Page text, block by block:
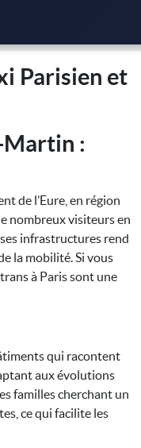
Parisien et
Martin :
de l’Eure, en région
nombreux visiteurs en
infrastructures rend
la mobilité. Si vous
à Paris sont une
qui racontent
aux évolutions
familles cherchant un
ce qui facilite les